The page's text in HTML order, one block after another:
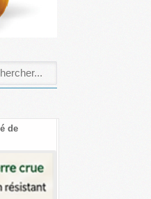
Les bienfaits de la créatine